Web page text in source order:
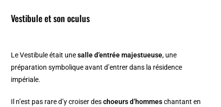
Vestibule et son oculus
Le Vestibule était unesalle d’entrée majestueuse, une
préparation symbolique avant d’entrer dans la résidence
impériale.
Il n’est pas rare d’y croiser deschoeurs d’hommeschantant en